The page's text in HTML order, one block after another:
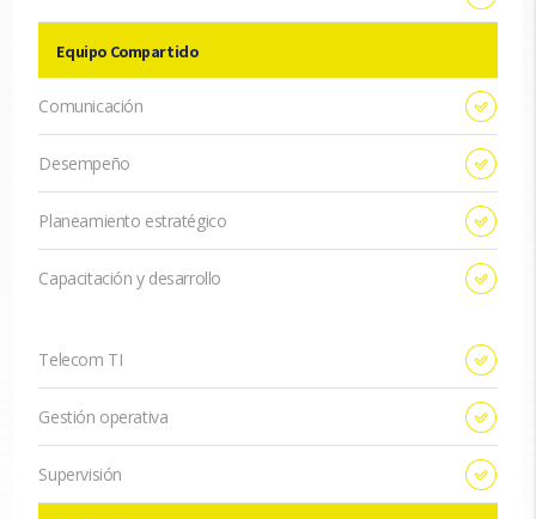
Equipo Compartido
Comunicación
Desempeño
Planeamiento estratégico
Capacitación y desarrollo
Telecom TI
Gestión operativa
Supervisión